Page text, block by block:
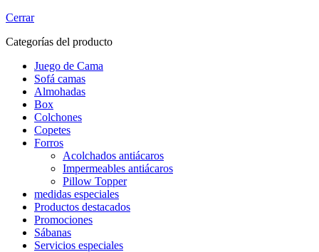
Cerrar
Categorías del producto
Juego de Cama
Sofá camas
Almohadas
Box
Colchones
Copetes
Forros
Acolchados antiácaros
Impermeables antiácaros
Pillow Topper
medidas especiales
Productos destacados
Promociones
Sábanas
Servicios especiales